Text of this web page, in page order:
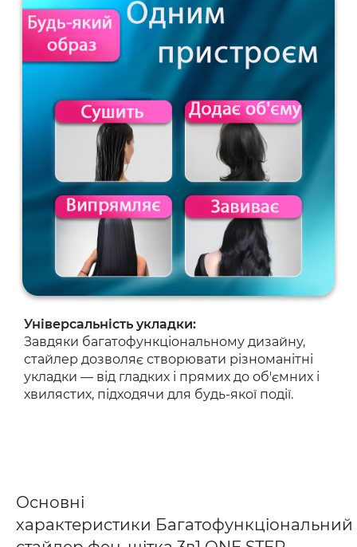
Універсальність укладки:
Завдяки багатофункціональному дизайну,
стайлер дозволяє створювати різноманітні
укладки — від гладких і прямих до об'ємних і
хвилястих, підходячи для будь-якої події.
Основні
характеристики Багатофункціональний